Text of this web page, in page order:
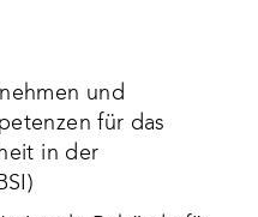
und
für das
in der